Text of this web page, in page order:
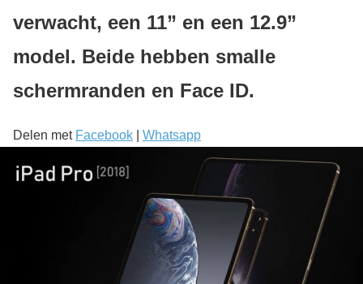
verwacht, een 11” en een 12.9”
model. Beide hebben smalle
schermranden en Face ID.
Delen met Facebook Whatsapp